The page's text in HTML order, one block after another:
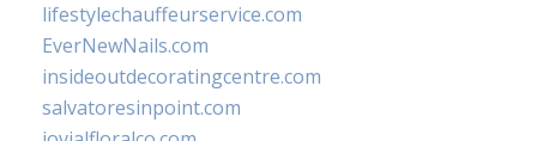
lifestylechauffeurservice.com
EverNewNails.com
insideoutdecoratingcentre.com
salvatoresinpoint.com